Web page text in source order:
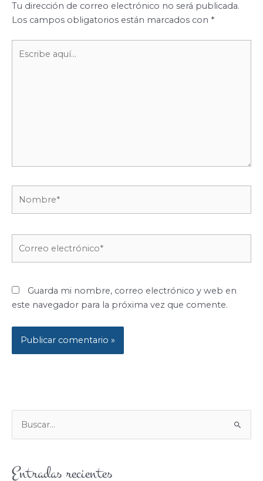
Tu dirección de correo electrónico no será publicada.
Los campos obligatorios están marcados con *
aquí...
Guarda mi nombre, correo electrónico y web en
este navegador para la próxima vez que comente.
U
C
Entradas recientes